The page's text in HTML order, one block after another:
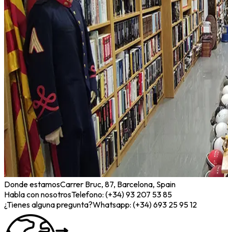
Donde estamosCarrer Bruc, 87, Barcelona, Spain
Habla con nosotrosTelefono: (+34) 93 207 53 85
¿Tienes alguna pregunta?Whatsapp: (+34) 693 25 95 12